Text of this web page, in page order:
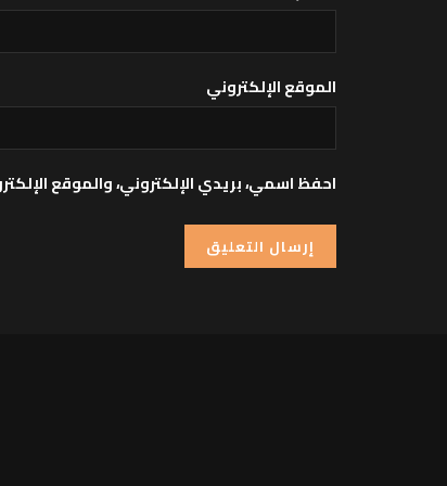
الموقع الإلكتروني
احفظ اسمي، بريدي الإلكتروني، والموقع